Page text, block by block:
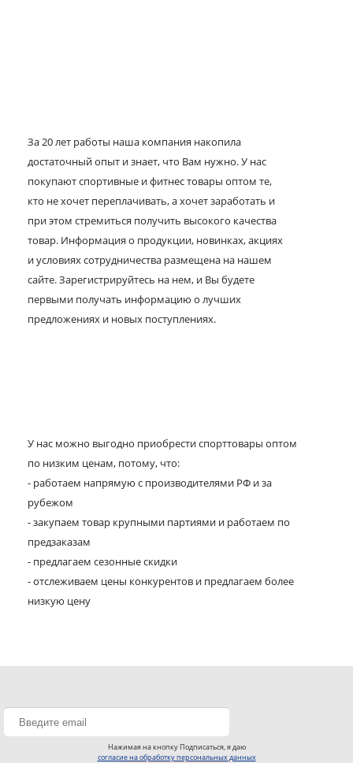
За 20 лет работы наша компания накопила
достаточный опыт и знает, что Вам нужно. У нас
покупают спортивные и фитнес товары оптом те,
кто не хочет переплачивать, а хочет заработать и
при этом стремиться получить высокого качества
товар. Информация о продукции, новинках, акциях
и условиях сотрудничества размещена на нашем
сайте. Зарегистрируйтесь на нем, и Вы будете
первыми получать информацию о лучших
предложениях и новых поступлениях.
У нас можно выгодно приобрести спорттовары оптом
по низким ценам, потому, что:
- работаем напрямую с производителями РФ и за
рубежом
- закупаем товар крупными партиями и работаем по
предзаказам
- предлагаем сезонные скидки
- отслеживаем цены конкурентов и предлагаем более
низкую цену
Нажимая на кнопку Подписаться, я даю
согласие на обработку персональных данных